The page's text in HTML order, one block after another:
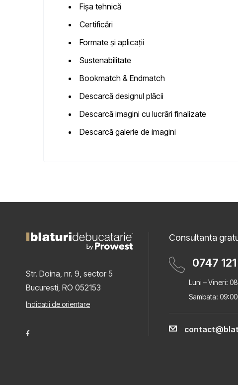
Fișa tehnică
Certificări
Formate și aplicații
Sustenabilitate
Bookmatch & Endmatch
Descarcă designul plăcii
Descarcă imagini cu lucrări finalizate
Descarcă galerie de imagini
Str. Doina, nr. 9, sector 5
Bucuresti, RO 052153
Indicatii de orientare
Consultanta
0747
Luni – Vineri:
Sambata: 09:00